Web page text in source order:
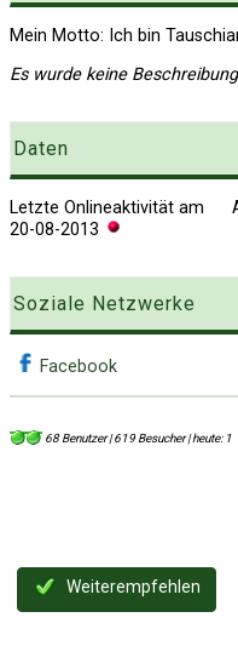
Mein Motto: Ich bin
Es wurde keine
Daten
Letzte Onlineaktivität am
20-08-2013
Soziale Netzwerke
Facebook
68 Benutzer | 619 Besucher | heute: 1
Weiterempfehlen